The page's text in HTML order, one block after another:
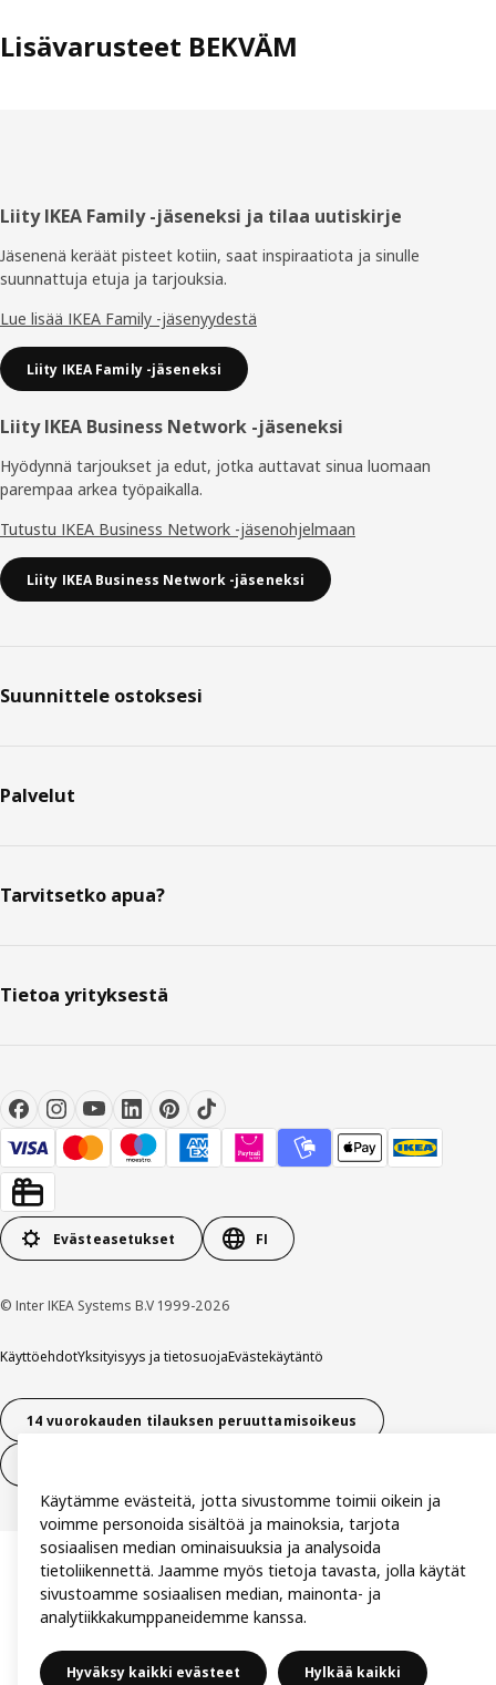
Lisävarusteet BEKVÄM
Alatunniste
Liity IKEA Family -jäseneksi ja tilaa uutiskirje
Jäsenenä keräät pisteet kotiin, saat inspiraatiota ja sinulle
suunnattuja etuja ja tarjouksia.​
Lue lisää IKEA Family -jäsenyydestä
Liity IKEA Family -jäseneksi
Liity IKEA Business Network -jäseneksi
Hyödynnä tarjoukset ja edut, jotka auttavat sinua luomaan
parempaa arkea työpaikalla.
Tutustu IKEA Business Network -jäsenohjelmaan
Liity IKEA Business Network -jäseneksi
Suunnittele ostoksesi
Palvelut
Tarvitsetko apua?
Tietoa yrityksestä
Evästeasetukset FI
© Inter IKEA Systems B.V 1999-2026
KäyttöehdotYksityisyys ja tietosuojaEvästekäytäntö
14 vuorokauden tilauksen peruuttamisoikeus
Käytämme evästeitä, jotta sivustomme toimii oikein ja
voimme personoida sisältöä ja mainoksia, tarjota
sosiaalisen median ominaisuuksia ja analysoida
tietoliikennettä. Jaamme myös tietoja tavasta, jolla käytät
sivustoamme sosiaalisen median, mainonta- ja
analytiikkakumppaneidemme kanssa.
Hyväksy kaikki evästeet Hylkää kaikki